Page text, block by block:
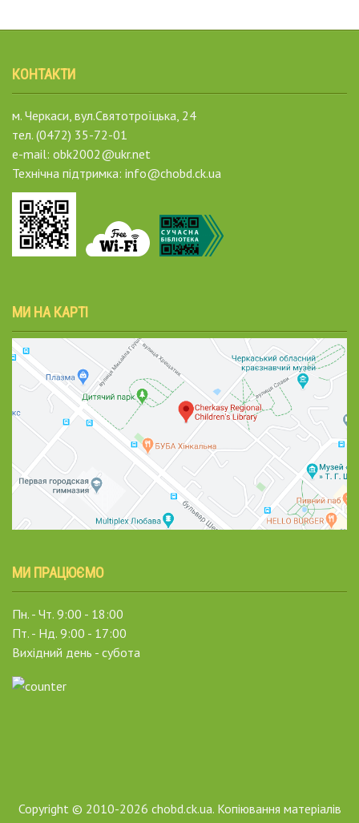
КОНТАКТИ
м. Черкаси, вул.Святотроїцька, 24
тел. (0472) 35-72-01
e-mail: obk2002@ukr.net
Технічна підтримка: info@chobd.ck.ua
МИ НА КАРТІ
МИ ПРАЦЮЄМО
Пн. - Чт. 9:00 - 18:00
Пт. - Нд. 9:00 - 17:00
Вихідний день - субота
Copyright © 2010-2026 chobd.ck.ua. Копіювання матеріалів